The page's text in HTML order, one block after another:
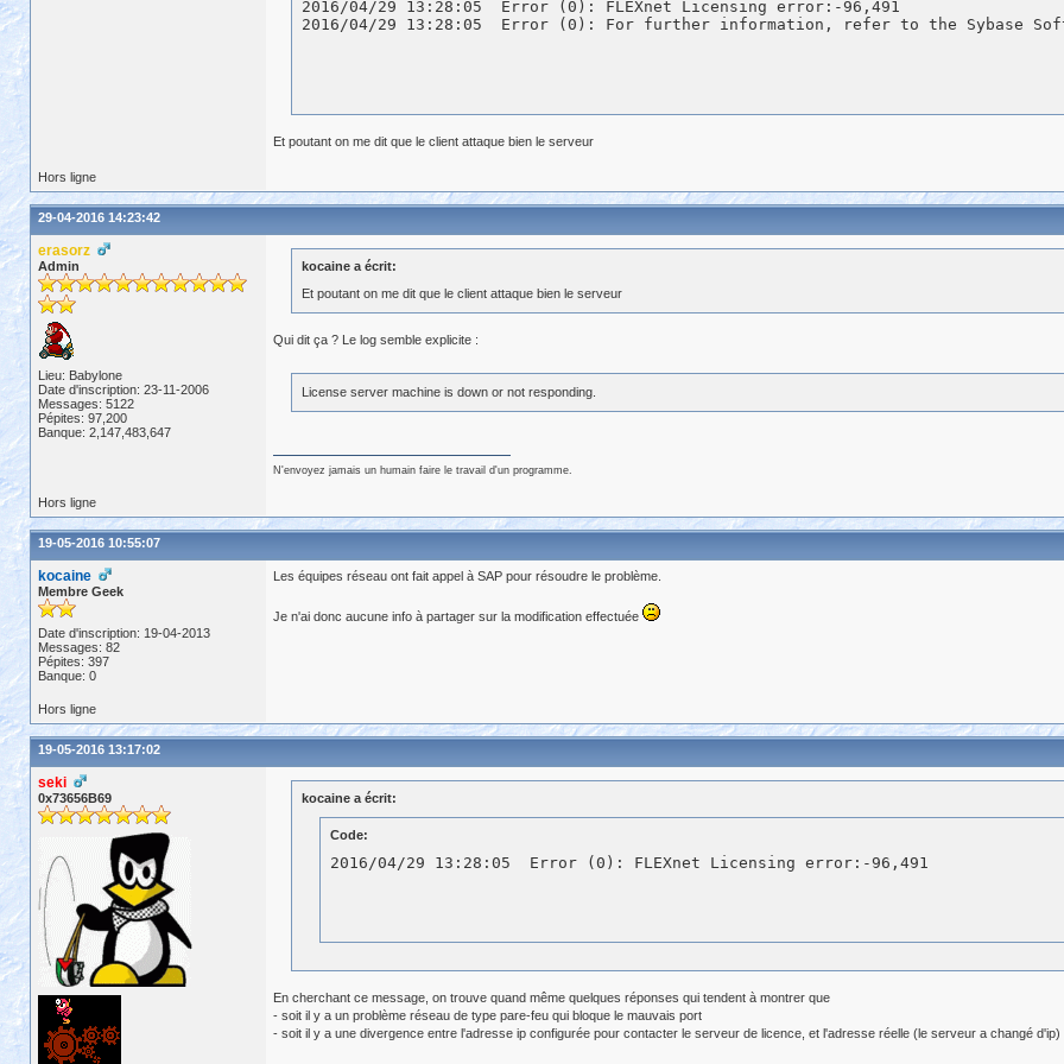
2016/04/29 13:28:05  Error (0): FLEXnet Licensing error:-96,491
Et poutant on me dit que le client attaque bien le serveur
Hors ligne
29-04-2016 14:23:42
erasorz
Admin
Lieu: Babylone
Date d'inscription: 23-11-2006
Messages: 5122
Pépites: 97,200
Banque: 2,147,483,647
kocaine a écrit:
Et poutant on me dit que le client attaque bien le serveur
Qui dit ça ? Le log semble explicite :
License server machine is down or not responding.
N'envoyez jamais un humain faire le travail d'un programme.
Hors ligne
19-05-2016 10:55:07
kocaine
Membre Geek
Date d'inscription: 19-04-2013
Messages: 82
Pépites: 397
Banque: 0
Les équipes réseau ont fait appel à SAP pour résoudre le problème.
Je n'ai donc aucune info à partager sur la modification effectuée
Hors ligne
19-05-2016 13:17:02
seki
0x73656B69 kocaine a écrit:
Code:
En cherchant ce message, on trouve quand même quelques réponses qui tendent à montrer que
- soit il y a un problème réseau de type pare-feu qui bloque le mauvais port
- soit il y a une divergence entre l'adresse ip configurée pour contacter le serveur de licence, et l'adresse réelle (le serveur a changé d'ip)